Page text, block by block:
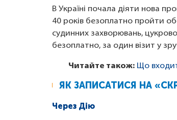
В Україні почала діяти нова
40 років безоплатно пройти
судинних захворювань,
безоплатно, за один візит у
Читайте також: Що
ЯК ЗАПИСАТИСЯ НА
Через Дію